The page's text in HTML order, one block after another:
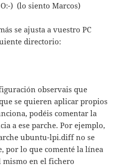
) (lo siento Marcos)
se ajusta a vuestro PC
directorio:
observais que
se quieren aplicar propios
podéis comentar la
a ese parche. Por ejemplo,
ubuntu-lpi.diff no se
por lo que comenté la línea
mismo en el fichero